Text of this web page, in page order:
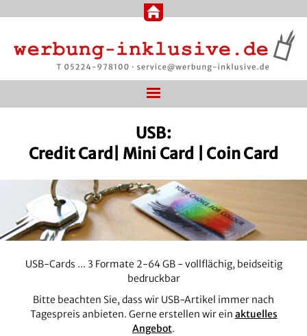
USB:
Credit Card| Mini Card | Coin Card
USB-Cards ... 3 Formate 2-64 GB - vollflächig, beidseitig
bedruckbar
Bitte beachten Sie, dass wir USB-Artikel immer nach
Tagespreis anbieten. Gerne erstellen wir ein aktuelles
Angebot.